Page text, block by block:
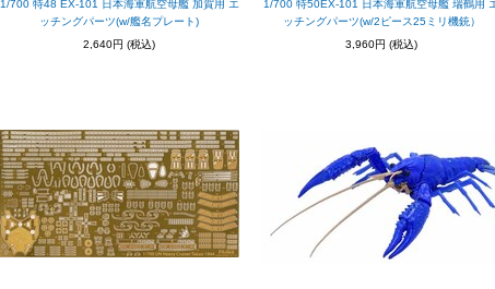
1/700 特48 EX-101 日本海軍航空母艦 加賀用 エ
ッチングパーツ(w/艦名プレート)
2,640円 (税込)
1/700 特50EX-101 日本海軍航空母艦 瑞鶴用
ッチングパーツ(w/2ピース25ミリ機銃）
3,960円 (税込)